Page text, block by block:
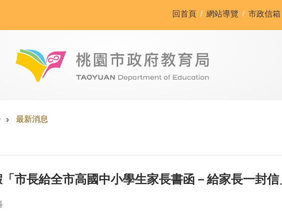
回首頁 網站導覽 市政信箱
最新消息
市長給全市高國中小學生家長書函－給家長一封信